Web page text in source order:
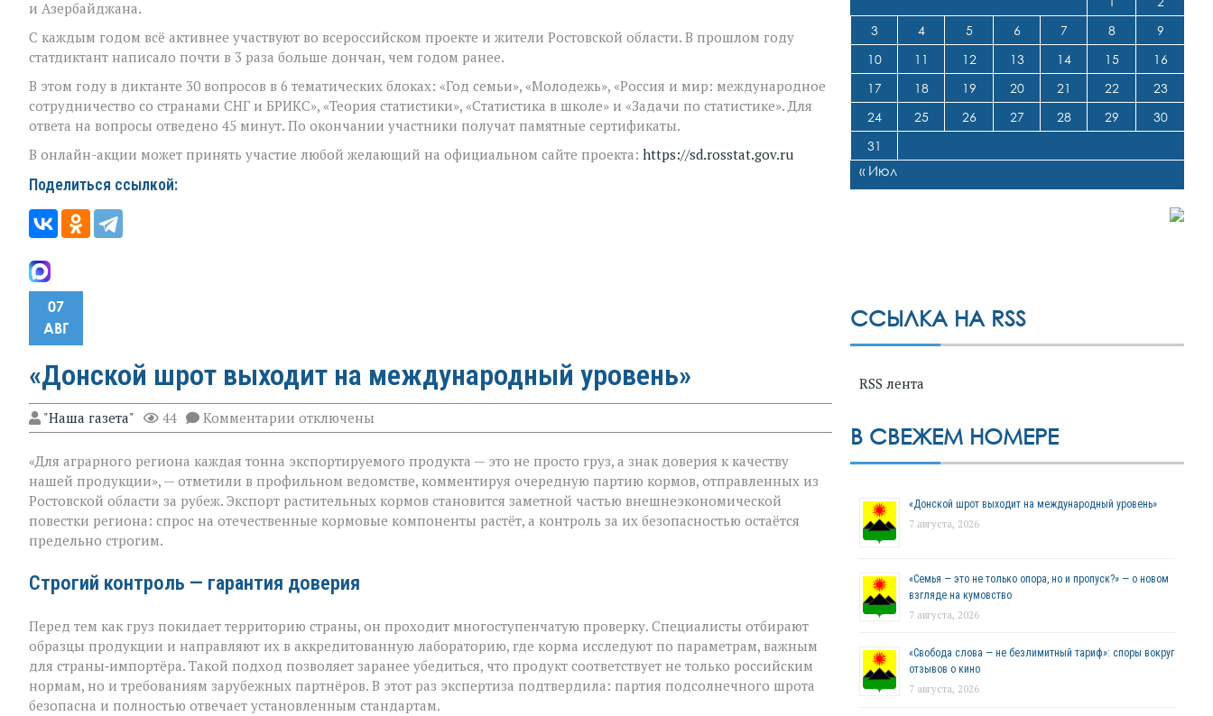
и Азербайджана.
С каждым годом всё активнее участвуют во всероссийском проекте и жители Ростовской области. В прошлом году
статдиктант написало почти в 3 раза больше дончан, чем годом ранее.
В этом году в диктанте 30 вопросов в 6 тематических блоках: «Год семьи», «Молодежь», «Россия и мир: международное
сотрудничество со странами СНГ и БРИКС», «Теория статистики», «Статистика в школе» и «Задачи по статистике». Для
ответа на вопросы отведено 45 минут. По окончании участники получат памятные сертификаты.
В онлайн-акции может принять участие любой желающий на официальном сайте проекта: https://sd.rosstat.gov.ru
Поделиться ссылкой:
07
АВГ
«Донской шрот выходит на международный уровень»
"Наша газета" 44 Комментарии к
записи
шрот
выходит
международный
уровень»
отключены
«Для аграрного региона каждая тонна экспортируемого продукта — это не просто груз, а знак доверия к качеству
нашей продукции», — отметили в профильном ведомстве, комментируя очередную партию кормов, отправленных из
Ростовской области за рубеж. Экспорт растительных кормов становится заметной частью внешнеэкономической
повестки региона: спрос на отечественные кормовые компоненты растёт, а контроль за их безопасностью остаётся
предельно строгим.
Строгий контроль — гарантия доверия
Перед тем как груз покидает территорию страны, он проходит многоступенчатую проверку. Специалисты отбирают
образцы продукции и направляют их в аккредитованную лабораторию, где корма исследуют по параметрам, важным
для страны‑импортёра. Такой подход позволяет заранее убедиться, что продукт соответствует не только российским
нормам, но и требованиям зарубежных партнёров. В этот раз экспертиза подтвердила: партия подсолнечного шрота
безопасна и полностью отвечает установленным стандартам.
3
4 5 6 7 8
9
10
11 12 13 14 15
16
17
18 19 20 21 22
23
24
25 26 27 28 29
30
31
« Июл
ССЫЛКА НА RSS
RSS лента
В СВЕЖЕМ НОМЕРЕ
«Донской шрот выходит на международный уровень»
7 августа, 2026
«Семья — это не только опора, но и пропуск?» — о новом
взгляде на кумовство
7 августа, 2026
«Свобода слова — не безлимитный тариф»: споры вокруг
отзывов о кино
7 августа, 2026